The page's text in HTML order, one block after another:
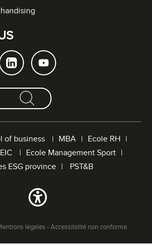
of business MBA
Ecole RH
Ecole Management Sport
ESG province
PST&B
légales-Accessibilité non conforme